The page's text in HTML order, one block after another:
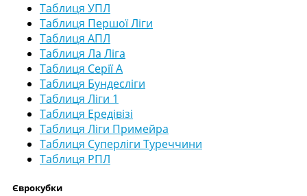
Таблиця УПЛ
Таблиця Першої Ліги
Таблиця АПЛ
Таблиця Ла Ліга
Таблиця Серії А
Таблиця Бундесліги
Таблиця Ліги 1
Таблиця Ередівізі
Таблиця Ліги Примейра
Таблиця Суперліги Туреччини
Таблиця РПЛ
Єврокубки